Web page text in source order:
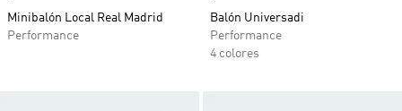
Minibalón Local Real Madrid
Performance
Balón Universadi
Performance
4 colores